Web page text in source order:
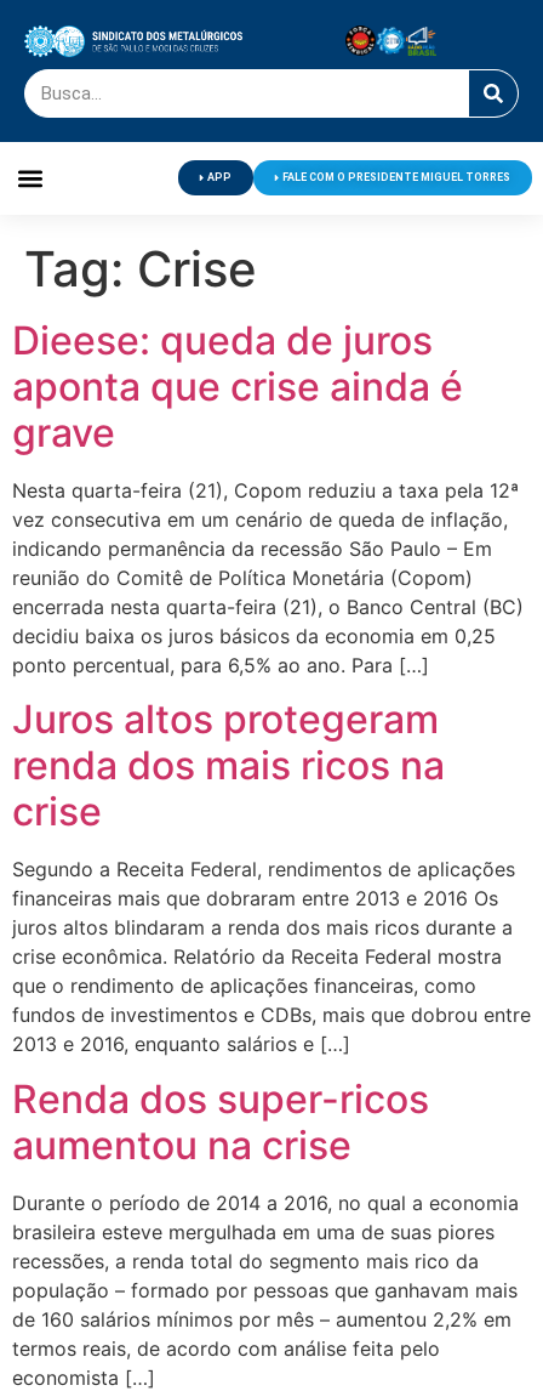
APP FALE COM O PRESIDENTE MIGUEL TORRES
Tag: Crise
Dieese: queda de juros
aponta que crise ainda é
grave
Nesta quarta-feira (21), Copom reduziu a taxa pela 12ª
vez consecutiva em um cenário de queda de inflação,
indicando permanência da recessão São Paulo – Em
reunião do Comitê de Política Monetária (Copom)
encerrada nesta quarta-feira (21), o Banco Central (BC)
decidiu baixa os juros básicos da economia em 0,25
ponto percentual, para 6,5% ao ano. Para […]
Juros altos protegeram
renda dos mais ricos na
crise
Segundo a Receita Federal, rendimentos de aplicações
financeiras mais que dobraram entre 2013 e 2016 Os
juros altos blindaram a renda dos mais ricos durante a
crise econômica. Relatório da Receita Federal mostra
que o rendimento de aplicações financeiras, como
fundos de investimentos e CDBs, mais que dobrou entre
2013 e 2016, enquanto salários e […]
Renda dos super-ricos
aumentou na crise
Durante o período de 2014 a 2016, no qual a economia
brasileira esteve mergulhada em uma de suas piores
recessões, a renda total do segmento mais rico da
população – formado por pessoas que ganhavam mais
de 160 salários mínimos por mês – aumentou 2,2% em
termos reais, de acordo com análise feita pelo
economista […]